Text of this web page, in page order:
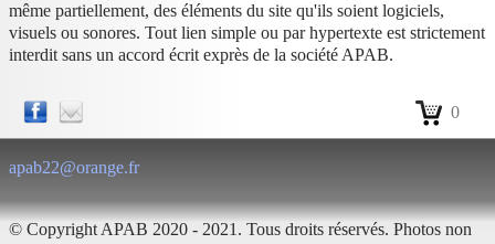
même partiellement, des éléments du site qu'ils soient logiciels,
visuels ou sonores. Tout lien simple ou par hypertexte est strictement
interdit sans un accord écrit exprès de la société APAB.
0
apab22@orange.fr
© Copyright APAB 2020 - 2021. Tous droits réservés. Photos non